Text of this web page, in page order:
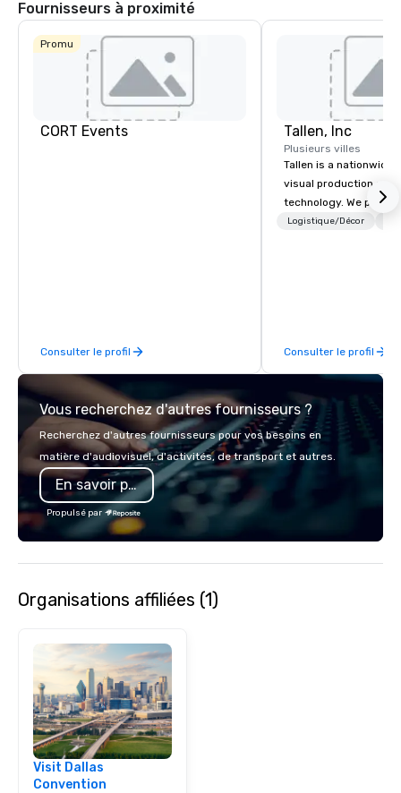
Fournisseurs à proximité
Promu
CORT Events
Consulter le profil
Tallen, Inc
Plusieurs villes
Tallen is a nationwide
visual production and
technology. We
solutions — from
while helping clients
costs. Trusted by top
visions to life and
event creates lasting
Logistique/Décor
Consulter le profil
Vous recherchez d'autres fournisseurs ?
Recherchez d'autres fournisseurs pour vos besoins en
matière d'audiovisuel, d'activités, de transport et autres.
En savoir plus
Propulsé par
Organisations affiliées (1)
Visit Dallas
Convention